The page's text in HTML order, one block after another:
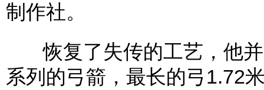
制作社。
恢复了失传的工艺，他并
系列的弓箭，最长的弓1.72